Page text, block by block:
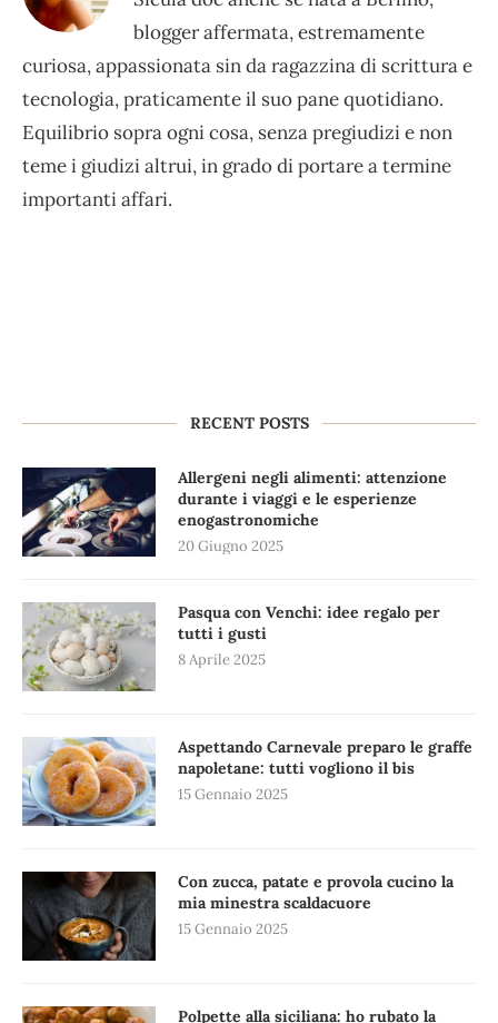
blogger affermata, estremamente
curiosa, appassionata sin da ragazzina di scrittura e
tecnologia, praticamente il suo pane quotidiano.
Equilibrio sopra ogni cosa, senza pregiudizi e non
teme i giudizi altrui, in grado di portare a termine
importanti affari.
RECENT POSTS
Allergeni negli alimenti: attenzione
durante i viaggi e le esperienze
enogastronomiche
20 Giugno 2025
Pasqua con Venchi: idee regalo per
tutti i gusti
8 Aprile 2025
Aspettando Carnevale preparo le graffe
napoletane: tutti vogliono il bis
15 Gennaio 2025
Con zucca, patate e provola cucino la
mia minestra scaldacuore
15 Gennaio 2025
Polpette alla siciliana: ho rubato la